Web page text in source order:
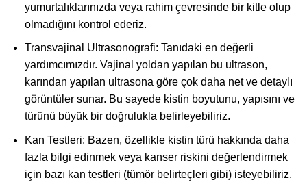
yumurtalıklarınızda veya rahim çevresinde bir kitle olup
olmadığını kontrol ederiz.
Transvajinal Ultrasonografi: Tanıdaki en değerli
yardımcımızdır. Vajinal yoldan yapılan bu ultrason,
karından yapılan ultrasona göre çok daha net ve detaylı
görüntüler sunar. Bu sayede kistin boyutunu, yapısını ve
türünü büyük bir doğrulukla belirleyebiliriz.
Kan Testleri: Bazen, özellikle kistin türü hakkında daha
fazla bilgi edinmek veya kanser riskini değerlendirmek
için bazı kan testleri (tümör belirteçleri gibi) isteyebiliriz.